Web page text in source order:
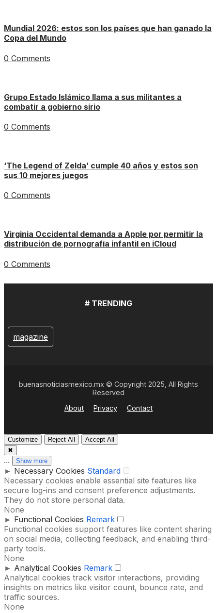
Mundial 2026: estos son los países que han ganado la
Copa del Mundo
0 Comments
Grupo Estado Islámico llama a sus militantes a
combatir a gobierno sirio
0 Comments
‘The Legend of Zelda’ cumple 40 años y estos son
sus 10 mejores juegos
0 Comments
Virginia Occidental demanda a Apple por permitir la
distribución de pornografía infantil en iCloud
0 Comments
# TRENDING
magazine
buenasnoticiasmexico.mx © Copyright 2025, All Rights
Reserved
About
Privacy Contact
Customize Reject All
Accept All
✖
... Show more
► Necessary Cookies Standard
Necessary cookies enable essential site features like
secure log-ins and consent preference adjustments.
They do not store personal data.
None
► Functional Cookies Remark
Functional cookies support features like content sharing
on social media, collecting feedback, and enabling third-
party tools.
None
► Analytical Cookies Remark
Analytical cookies track visitor interactions, providing
insights on metrics like visitor count, bounce rate, and
traffic sources.
None